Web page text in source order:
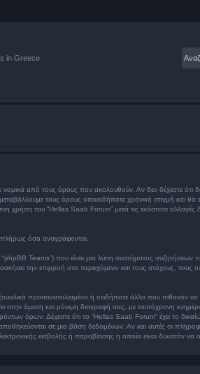
in Greece
από τους όρους που ακολουθούν. Αν δεν δέχεστε ότι
τους όρους οποιαδήποτε χρονική στιγμή και θα
του “Hellas Saab Forum” μετά τις εκάστοτε αλλαγές
όσα αναγράφονται.
Teams”) που είναι μια λύση συστήματος συζητήσεων
την επιρροή στο περιεχόμενο και τους στόχους, τους
προσανατολισμένο ή οτιδήποτε άλλο που πιθανόν να
στην άμεση και μόνιμη διαγραφή σας, με ταυτόχρονη
όρων. Δέχεστε ότι το “Hellas Saab Forum” έχει το
αποθηκεύονται σε μια βάση δεδομένων. Αν και αυτές οι
εισβολής ή παραβίασης η οποία είναι δυνατόν